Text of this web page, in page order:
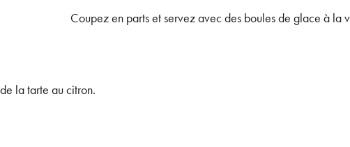
Coupez en parts et servez avec des boules de glace à la
la tarte au citron.